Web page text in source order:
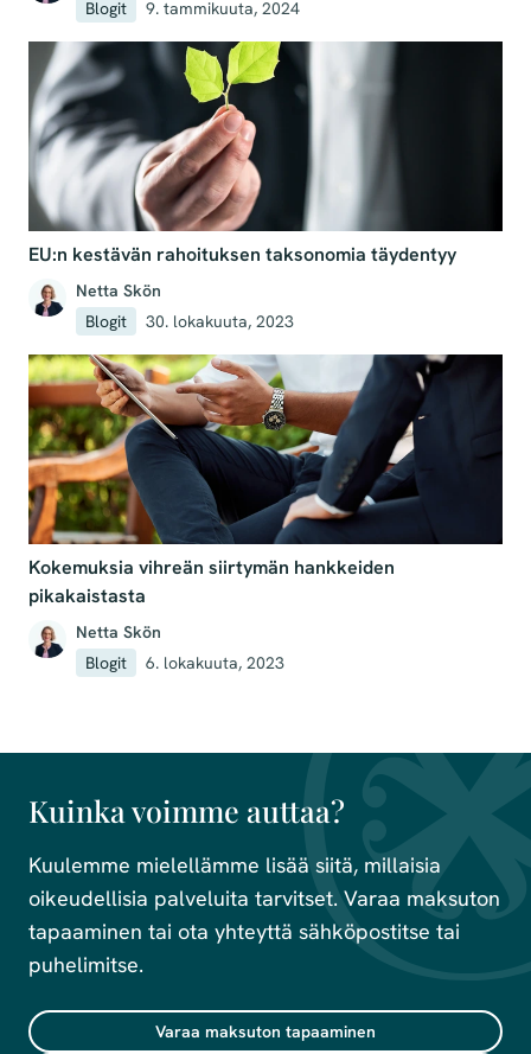
Blogit
9. tammikuuta, 2024
EU:n kestävän rahoituksen taksonomia täydentyy
Netta Skön
Blogit
30. lokakuuta, 2023
Kokemuksia vihreän siirtymän hankkeiden
pikakaistasta
Netta Skön
Blogit
6. lokakuuta, 2023
Kuinka voimme auttaa?
Kuulemme mielellämme lisää siitä, millaisia
oikeudellisia palveluita tarvitset. Varaa maksuton
tapaaminen tai ota yhteyttä sähköpostitse tai
puhelimitse.
Varaa maksuton tapaaminen